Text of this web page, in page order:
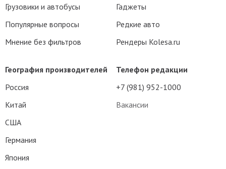
Телефон редакции
+7 (981) 952-1000
Вакансии
Грузовики и автобусы
Популярные вопросы
Мнение без фильтров
Гаджеты
Редкие авто
Рендеры Kolesa.ru
География производителей
Россия
Китай
США
Германия
Япония